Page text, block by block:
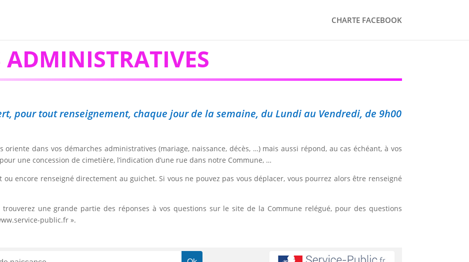
CHARTE FACEBOOK
ADMINISTRATIVES
pour tout renseignement, chaque jour de la semaine, du Lundi au Vendredi, de 9h00
dans vos démarches administratives (mariage, naissance, décès, …) mais aussi répond, au cas échéant, à vos
une concession de cimetière, l’indication d’une rue dans notre Commune, …
ou encore renseigné directement au guichet. Si vous ne pouvez pas vous déplacer, vous pourrez alors être renseigné
trouverez une grande partie des réponses à vos questions sur le site de la Commune relégué, pour des questions
public.fr ».